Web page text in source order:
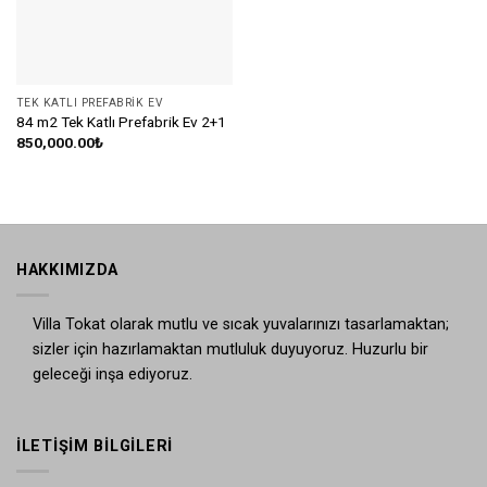
TEK KATLI PREFABRIK EV
84 m2 Tek Katlı Prefabrik Ev 2+1
850,000.00₺
HAKKIMIZDA
Villa Tokat olarak mutlu ve sıcak yuvalarınızı tasarlamaktan;
sizler için hazırlamaktan mutluluk duyuyoruz. Huzurlu bir
geleceği inşa ediyoruz.
İLETIŞIM BILGILERI